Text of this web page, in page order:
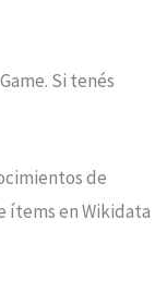
Si tenés
de
ítems en Wikidata